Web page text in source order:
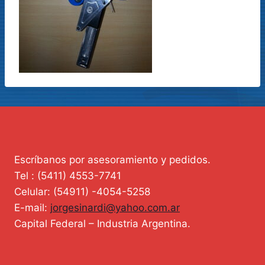
Escríbanos por asesoramiento y pedidos.
Tel : (5411) 4553-7741
Celular: (54911) -4054-5258
E-mail: jorgesinardi@yahoo.com.ar
Capital Federal – Industria Argentina.